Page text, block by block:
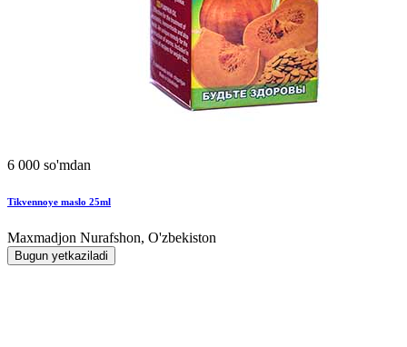
6 000 so'mdan
Tikvennoye maslo 25ml
Maxmadjon Nurafshon, O'zbekiston
Bugun yetkaziladi